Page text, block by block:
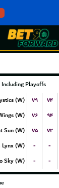
Playoffs
(W)
۷۹ ۷۴
(W)
۷۶ ۹۴
Sun (W)
۷۵ ۷۲
Lynx (W)
- -
Sky (W)
- -